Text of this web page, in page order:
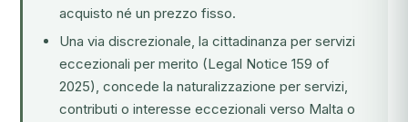
acquisto né un prezzo fisso.
Una via discrezionale, la cittadinanza per servizi
eccezionali per merito (Legal Notice 159 of
2025), concede la naturalizzazione per servizi,
contributi o interesse eccezionali verso Malta o